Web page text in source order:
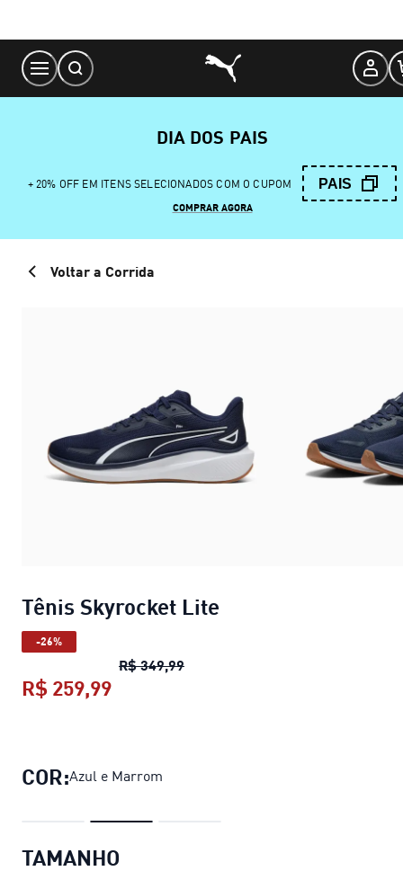
Content
DIA DOS PAIS
+ 20% OFF EM ITENS SELECIONADOS COM O CUPOM PAIS
COMPRAR AGORA
Voltar a Corrida
Tênis Skyrocket Lite
-26%
R$ 349,99Tênis Skyrocket Lite
R$ 259,99
COR:Azul e Marrom
TAMANHO